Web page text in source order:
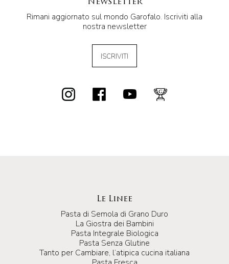
Newsletter
Rimani aggiornato sul mondo Garofalo. Iscriviti alla
nostra newsletter
ISCRIVITI
Le Linee
Pasta di Semola di Grano Duro
La Giostra dei Bambini
Pasta Integrale Biologica
Pasta Senza Glutine
Tanto per Cambiare, l’atipica cucina italiana